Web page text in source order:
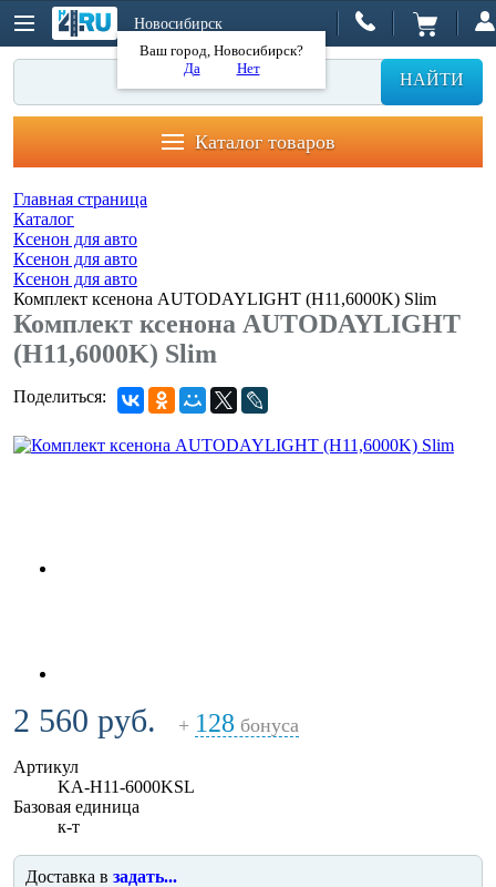
Новосибирск
Ваш город, Новосибирск?
Да
Нет
НАЙТИ
Каталог товаров
Главная страница
Каталог
Ксенон для авто
Ксенон для авто
Ксенон для авто
Комплект ксенона AUTODAYLIGHT (H11,6000K) Slim
Комплект ксенона AUTODAYLIGHT
(H11,6000K) Slim
Поделиться:
2 560 руб. + 128 бонуса
Артикул
KA-H11-6000KSL
Базовая единица
к-т
Доставка в задать...